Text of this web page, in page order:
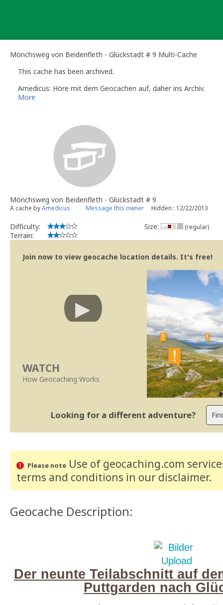
Mönchsweg von Beidenfleth - Glückstadt # 9 Multi-Cache
This cache has been archived.
Amedicus: Höre mit dem Geocachen auf, daher ins Archiv.
More
Mönchsweg von Beidenfleth - Glückstadt # 9
A cache byAmedicus Message this owner Hidden : 12/22/2013
Difficulty:
Terrain:
Size: (regular)
Join now to view geocache location details. It's free!
WATCH
How Geocaching Works
Looking for a different adventure?
Please noteUse of geocaching.com
terms and conditions in our disclaimer.
Geocache Description:
Der neunte Teilabschnitt auf
Puttgarden nach